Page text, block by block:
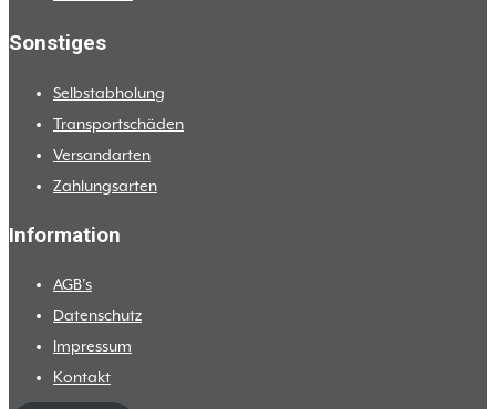
Sonstiges
Selbstabholung
Transportschäden
Versandarten
Zahlungsarten
Information
AGB’s
Datenschutz
Impressum
Kontakt